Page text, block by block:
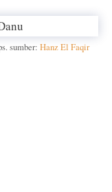
sumber: Hanz El Faqir